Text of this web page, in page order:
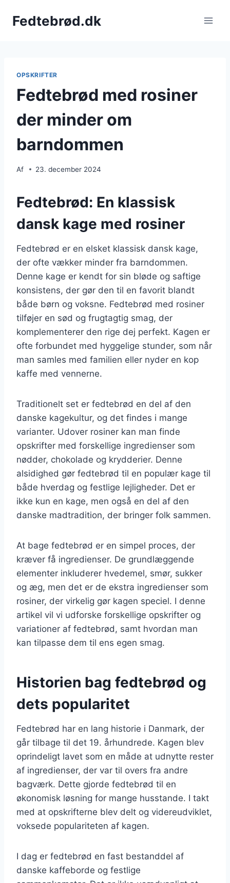
Fedtebrød.dk
OPSKRIFTER
Fedtebrød med rosiner
der minder om
barndommen
Af 23. december 2024
Fedtebrød: En klassisk
dansk kage med rosiner
Fedtebrød er en elsket klassisk dansk kage,
der ofte vækker minder fra barndommen.
Denne kage er kendt for sin bløde og saftige
konsistens, der gør den til en favorit blandt
både børn og voksne. Fedtebrød med rosiner
tilføjer en sød og frugtagtig smag, der
komplementerer den rige dej perfekt. Kagen er
ofte forbundet med hyggelige stunder, som når
man samles med familien eller nyder en kop
kaffe med vennerne.
Traditionelt set er fedtebrød en del af den
danske kagekultur, og det findes i mange
varianter. Udover rosiner kan man finde
opskrifter med forskellige ingredienser som
nødder, chokolade og krydderier. Denne
alsidighed gør fedtebrød til en populær kage til
både hverdag og festlige lejligheder. Det er
ikke kun en kage, men også en del af den
danske madtradition, der bringer folk sammen.
At bage fedtebrød er en simpel proces, der
kræver få ingredienser. De grundlæggende
elementer inkluderer hvedemel, smør, sukker
og æg, men det er de ekstra ingredienser som
rosiner, der virkelig gør kagen speciel. I denne
artikel vil vi udforske forskellige opskrifter og
variationer af fedtebrød, samt hvordan man
kan tilpasse dem til ens egen smag.
Historien bag fedtebrød og
dets popularitet
Fedtebrød har en lang historie i Danmark, der
går tilbage til det 19. århundrede. Kagen blev
oprindeligt lavet som en måde at udnytte rester
af ingredienser, der var til overs fra andre
bagværk. Dette gjorde fedtebrød til en
økonomisk løsning for mange husstande. I takt
med at opskrifterne blev delt og videreudviklet,
voksede populariteten af kagen.
I dag er fedtebrød en fast bestanddel af
danske kaffeborde og festlige